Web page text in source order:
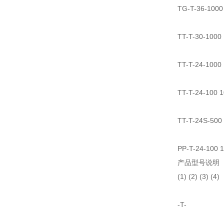
TG-T-36-
TT-T-30-1000
TT-T-24-1000
TT-T-24-100
TT-T-24S-500
PP-T-24-100
产品型号说明
(1) (2) (3) (4)
-T-